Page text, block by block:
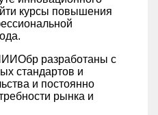
курсы повышения
разработаны с
стандартов и
и постоянно
рынка и